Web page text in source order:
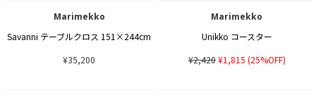
Marimekko
Savanni テーブルクロス 151×244cm
¥35,200
Marimekko
Unikko コースター
¥2,420¥1,815 (25%OFF)